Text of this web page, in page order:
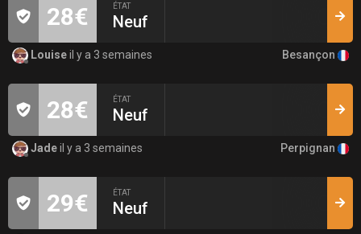
28€ ÉTAT
Neuf
Louiseil y a 3 semaines Besançon
28€ ÉTAT
Neuf
Jadeil y a 3 semaines Perpignan
29€ ÉTAT
Neuf